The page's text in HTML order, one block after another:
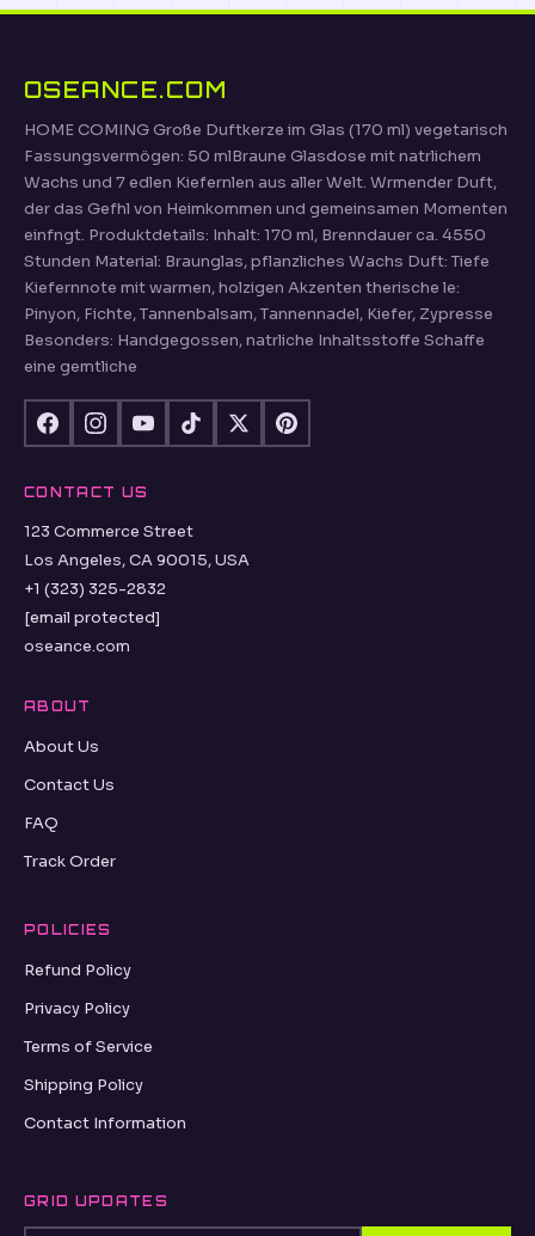
OSEANCE.COM
HOME COMING Große Duftkerze im Glas (170 ml) vegetarisch
Fassungsvermögen: 50 mlBraune Glasdose mit natrlichem
Wachs und 7 edlen Kiefernlen aus aller Welt. Wrmender Duft,
der das Gefhl von Heimkommen und gemeinsamen Momenten
einfngt. Produktdetails: Inhalt: 170 ml, Brenndauer ca. 4550
Stunden Material: Braunglas, pflanzliches Wachs Duft: Tiefe
Kiefernnote mit warmen, holzigen Akzenten therische le:
Pinyon, Fichte, Tannenbalsam, Tannennadel, Kiefer, Zypresse
Besonders: Handgegossen, natrliche Inhaltsstoffe Schaffe
eine gemtliche
CONTACT US
123 Commerce Street
Los Angeles, CA 90015, USA
+1 (323) 325-2832
[email protected]
oseance.com
ABOUT
About Us
Contact Us
FAQ
Track Order
POLICIES
Refund Policy
Privacy Policy
Terms of Service
Shipping Policy
Contact Information
GRID UPDATES